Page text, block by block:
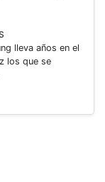
lleva años en el
los que se